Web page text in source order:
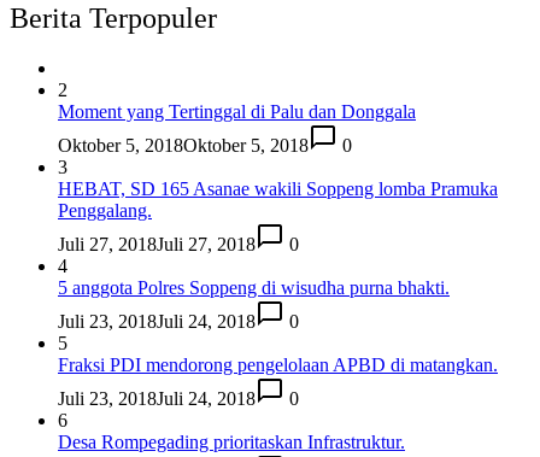
Berita Terpopuler
2
Moment yang Tertinggal di Palu dan Donggala
Oktober 5, 2018Oktober 5, 2018
0
3
HEBAT, SD 165 Asanae wakili Soppeng lomba Pramuka
Penggalang.
Juli 27, 2018Juli 27, 2018
0
4
5 anggota Polres Soppeng di wisudha purna bhakti.
Juli 23, 2018Juli 24, 2018
0
5
Fraksi PDI mendorong pengelolaan APBD di matangkan.
Juli 23, 2018Juli 24, 2018
0
6
Desa Rompegading prioritaskan Infrastruktur.